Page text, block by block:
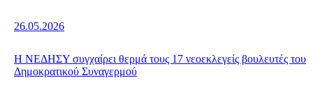
26.05.2026
Η ΝΕΔΗΣΥ συγχαίρει θερμά τους 17 νεοεκλεγείς βουλευτές του
Δημοκρατικού Συναγερμού